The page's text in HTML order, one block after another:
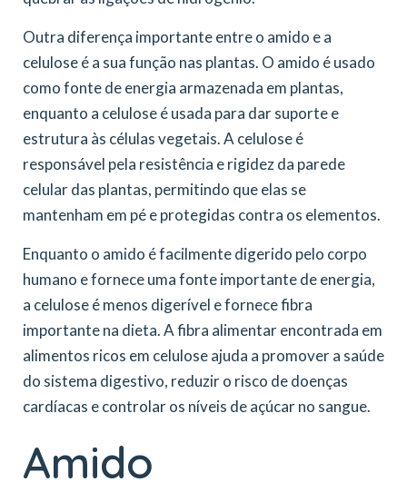
Outra diferença importante entre o amido e a
celulose é a sua função nas plantas. O amido é usado
como fonte de energia armazenada em plantas,
enquanto a celulose é usada para dar suporte e
estrutura às células vegetais. A celulose é
responsável pela resistência e rigidez da parede
celular das plantas, permitindo que elas se
mantenham em pé e protegidas contra os elementos.
Enquanto o amido é facilmente digerido pelo corpo
humano e fornece uma fonte importante de energia,
a celulose é menos digerível e fornece fibra
importante na dieta. A fibra alimentar encontrada em
alimentos ricos em celulose ajuda a promover a saúde
do sistema digestivo, reduzir o risco de doenças
cardíacas e controlar os níveis de açúcar no sangue.
Amido